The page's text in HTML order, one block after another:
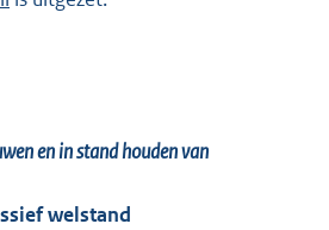
en in stand houden van
welstand